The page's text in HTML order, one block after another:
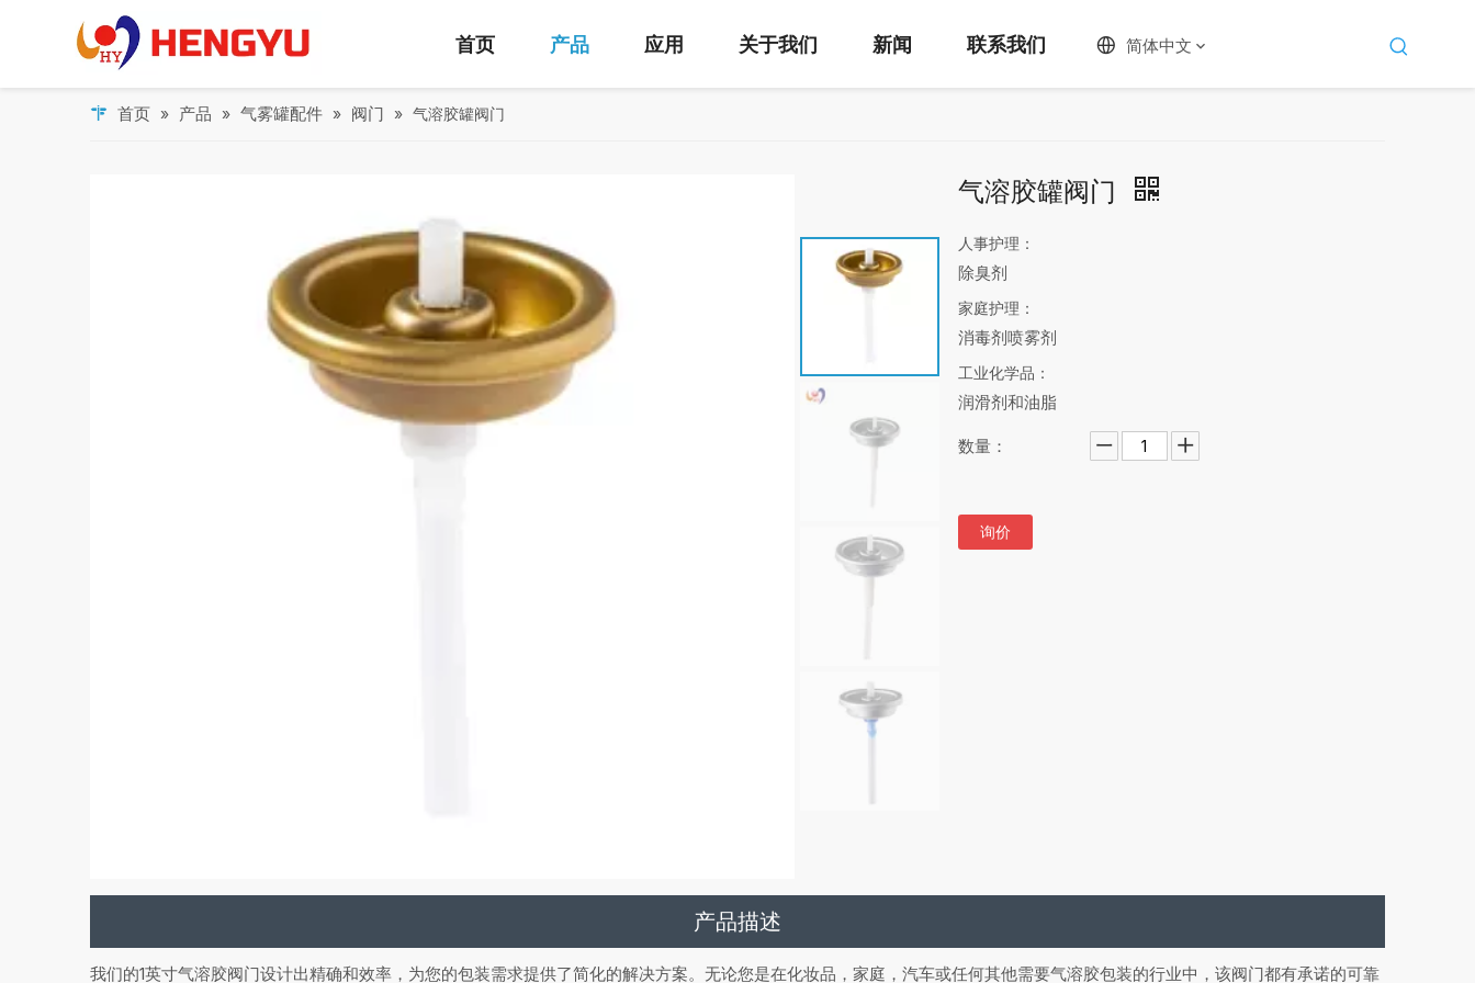
首页 产品 应用 关于我们 新闻 联系我们 简体中文
首页 » 产品 » 气雾罐配件 » 阀门 » 气溶胶罐阀门
气溶胶罐阀门
人事护理：
除臭剂
家庭护理：
消毒剂喷雾剂
工业化学品：
润滑剂和油脂
数量：
询价
产品描述
我们的1英寸气溶胶阀门设计出精确和效率，为您的包装需求提供了简化的解决方案。无论您是在化妆品，家庭，汽车或任何其他需要气溶胶包装的行业中，该阀门都有承诺的可靠